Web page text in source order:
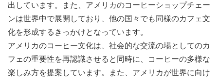
出しています。また、アメリカのコーヒーショップチェー
ンは世界中で展開しており、他の国々でも同様のカフェ文
化を形成するきっかけとなっています。
アメリカのコーヒー文化は、社会的な交流の場としてのカ
フェの重要性を再認識させると同時に、コーヒーの多様な
楽しみ方を提案しています。また、アメリカが世界に向け